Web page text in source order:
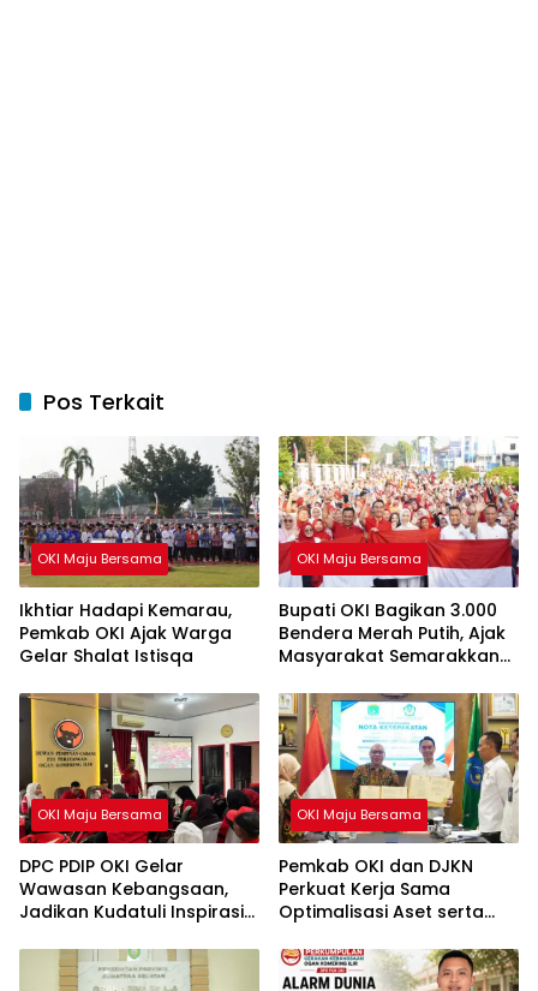
Pos Terkait
OKI Maju Bersama
Ikhtiar Hadapi Kemarau,
Pemkab OKI Ajak Warga
Gelar Shalat Istisqa
OKI Maju Bersama
Bupati OKI Bagikan 3.000
Bendera Merah Putih, Ajak
Masyarakat Semarakkan
OKI Maju Bersama
DPC PDIP OKI Gelar
Wawasan Kebangsaan,
Jadikan Kudatuli Inspirasi
OKI Maju Bersama
Pemkab OKI dan DJKN
Perkuat Kerja Sama
Optimalisasi Aset serta